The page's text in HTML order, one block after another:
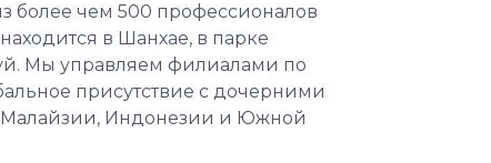
более чем 500 профессионалов
в Шанхае, в парке
Мы управляем филиалами по
присутствие с дочерними
Индонезии и Южной